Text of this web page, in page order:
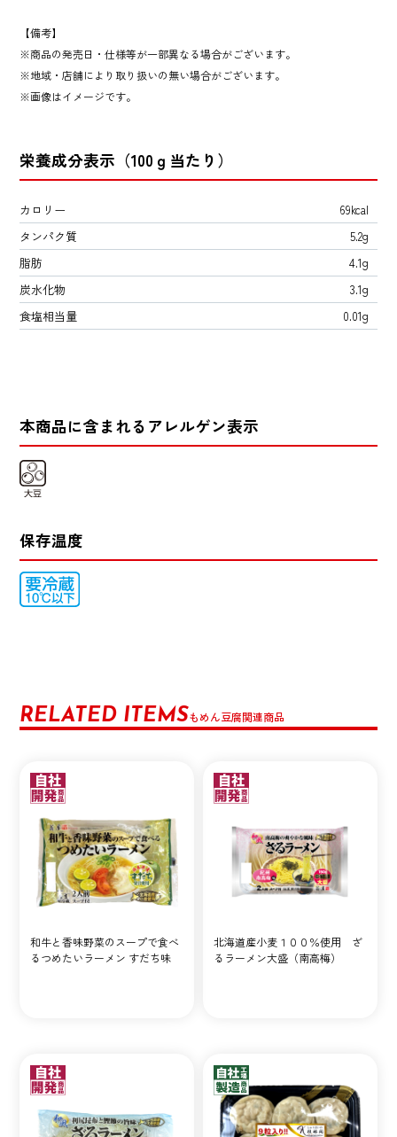
【備考】
商品の発売日・仕様等が一部異なる場合がございます。
地域・店舗により取り扱いの無い場合がございます。
画像はイメージです。
栄養成分表示（100ｇ当たり）
カロリー
69kcal
タンパク質
5.2g
脂肪
4.1g
炭水化物
3.1g
食塩相当量
0.01g
本商品に含まれるアレルゲン表示
保存温度
RELATED ITEMSもめん豆腐関連商品
和牛と香味野菜のスープで食べ
るつめたいラーメン すだち味
北海道産小麦１００％使用 ざ
るラーメン大盛（南高梅）